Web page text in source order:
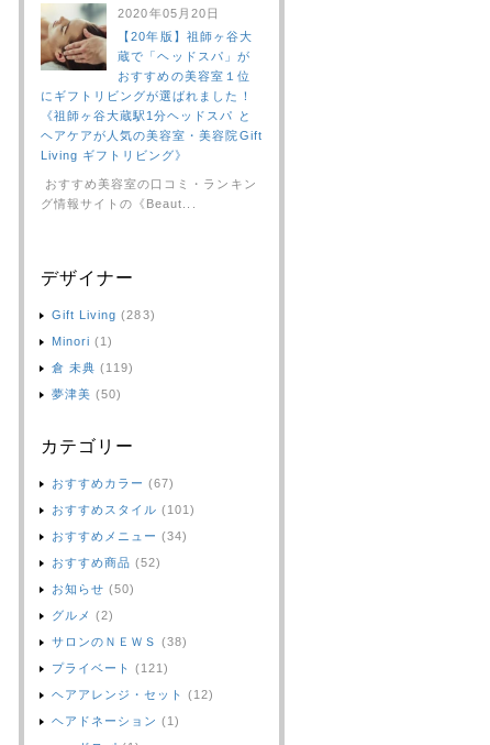
2020年05月20日
【20年版】祖師ヶ谷大
蔵で「ヘッドスパ」が
おすすめの美容室１位
にギフトリビングが選ばれました！
《祖師ヶ谷大蔵駅1分ヘッドスパ と
ヘアケアが人気の美容室・美容院Gift
Living ギフトリビング》
おすすめ美容室の口コミ・ランキン
グ情報サイトの《Beaut...
デザイナー
Gift Living (283)
Minori (1)
倉 未典 (119)
夢津美 (50)
カテゴリー
おすすめカラー (67)
おすすめスタイル (101)
おすすめメニュー (34)
おすすめ商品 (52)
お知らせ (50)
グルメ (2)
サロンのＮＥＷＳ (38)
プライベート (121)
ヘアアレンジ・セット (12)
ヘアドネーション (1)